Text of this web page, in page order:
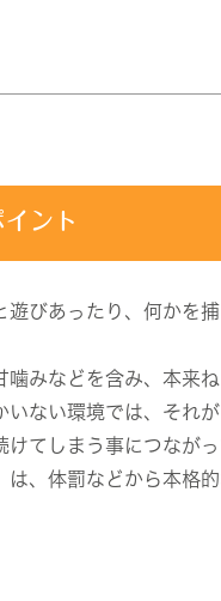
ント
遊びあったり、何かを
噛みなどを含み、本来
ない環境では、それ
てしまう事につなが
は、体罰などから本格